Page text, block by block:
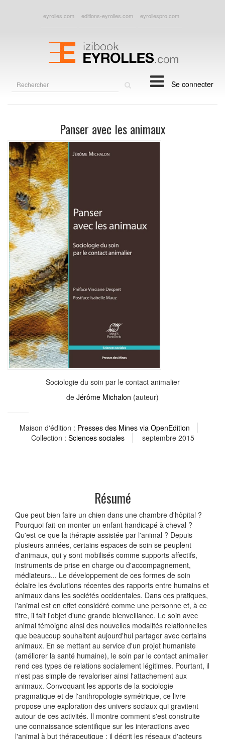
eyrolles.com editions-eyrolles.com eyrollespro.com
Se connecter
Panser avec les animaux
Sociologie du soin par le contact animalier
de Jérôme Michalon (auteur)
Maison d'édition : Presses des Mines via OpenEdition
Collection : Sciences sociales septembre 2015
Résumé
Que peut bien faire un chien dans une chambre d'hôpital ?
Pourquoi fait-on monter un enfant handicapé à cheval ?
Qu'est-ce que la thérapie assistée par l'animal ? Depuis
plusieurs années, certains espaces de soin se peuplent
d'animaux, qui y sont mobilisés comme supports affectifs,
instruments de prise en charge ou d'accompagnement,
médiateurs... Le développement de ces formes de soin
éclaire les évolutions récentes des rapports entre humains et
animaux dans les sociétés occidentales. Dans ces pratiques,
l'animal est en effet considéré comme une personne et, à ce
titre, il fait l'objet d'une grande bienveillance. Le soin avec
animal témoigne ainsi des nouvelles modalités relationnelles
que beaucoup souhaitent aujourd'hui partager avec certains
animaux. En se mettant au service d'un projet humaniste
(améliorer la santé humaine), le soin par le contact animalier
rend ces types de relations socialement légitimes. Pourtant, il
n'est pas simple de revaloriser ainsi l'attachement aux
animaux. Convoquant les apports de la sociologie
pragmatique et de l'anthropologie symétrique, ce livre
propose une exploration des univers sociaux qui gravitent
autour de ces activités. Il montre comment s'est construite
une connaissance scientifique sur les interactions avec
l'animal à but thérapeutique ; il décrit les réseaux d'acteurs